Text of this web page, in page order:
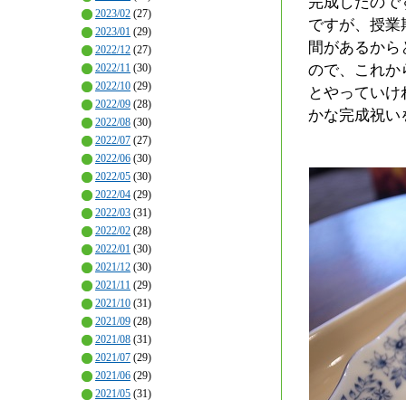
2023/02 (27)
2023/01 (29)
2022/12 (27)
2022/11 (30)
2022/10 (29)
2022/09 (28)
2022/08 (30)
2022/07 (27)
2022/06 (30)
2022/05 (30)
2022/04 (29)
2022/03 (31)
2022/02 (28)
2022/01 (30)
2021/12 (30)
2021/11 (29)
2021/10 (31)
2021/09 (28)
2021/08 (31)
2021/07 (29)
2021/06 (29)
2021/05 (31)
ですが、授
間があるか
ので、これか
とやってい
かな完成祝